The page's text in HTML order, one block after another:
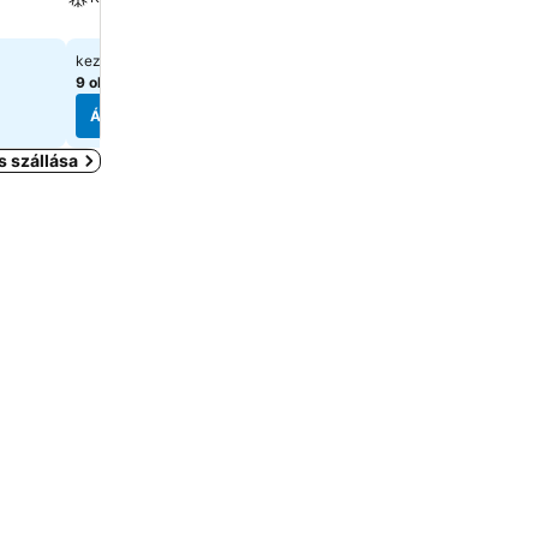
kezdőár:
9 oldal
Árak megjelenítése
szállása